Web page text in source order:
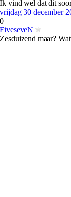
Ik vind wel dat dit
vrijdag 30 december
0
FiveseveN
Zesduizend maar?